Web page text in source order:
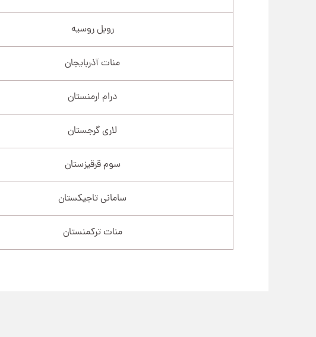
روبل روسیه
منات آذربایجان
درام ارمنستان
لاری گرجستان
سوم قرقیزستان
سامانی تاجیکستان
منات ترکمنستان